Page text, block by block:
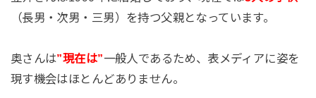
（長男・次男・三男）を持つ父親となっています。
奥さんは”現在は”一般人であるため、表メディアに姿を
現す機会はほとんどありません。